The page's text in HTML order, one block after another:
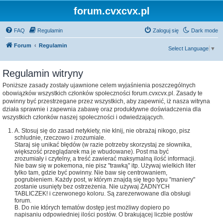
forum.cvxcvx.pl
Dark mode
FAQ Regulamin Zaloguj się
Forum Regulamin
Select Language ▼
Regulamin witryny
Poniższe zasady zostały ujawnione celem wyjaśnienia poszczególnych
obowiązków wszystkich członków społeczności forum.cvxcvx.pl. Zasady te
powinny być przestrzegane przez wszystkich, aby zapewnić, iż nasza witryna
działa sprawnie i zapewnia zabawę oraz produktywne doświadczenia dla
wszystkich członków naszej społeczności i odwiedzających.
A. Stosuj się do zasad netykiety, nie klnij, nie obrażaj nikogo, pisz
schludnie, rzeczowo i zrozumiale.
Staraj się unikać błędów (w razie potrzeby skorzystaj ze słownika,
większość przeglądarek ma je wbudowane). Post ma być
zrozumiały i czytelny, a treść zawierać maksymalną ilość informacji.
Nie baw się w pokemona, nie pisz "trawką" itp. Używaj wielkich liter
tylko tam, gdzie być powinny. Nie baw się centrowaniem,
pogrubieniem. Każdy post, w którym znajdą się tego typu "maniery"
zostanie usunięty bez ostrzeżenia. Nie używaj ŻADNYCH
TABLICZEK! i czerwonego koloru. Są zarezerwowane dla obsługi
forum.
B. Do nie których tematów dostęp jest możliwy dopiero po
napisaniu odpowiedniej ilości postów. O brakującej liczbie postów